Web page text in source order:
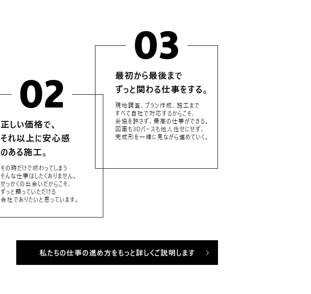
02
正しい価格で、
それ以上に安心感
のある施工。
その時だけで終わってしまう
そんな仕事はしたくありません。
せっかくの出会いだからこそ、
ずっと頼っていただける
会社でありたいと思っています。
03
最初から最後まで
ずっと関わる仕事をする。
現地調査、プラン作成、施工まで
すべて自社で対応するからこそ、
妥協を許さず、最高の仕事ができる。
図面も3Dパースも他人任せにせず、
完成形を一緒に見ながら進めていく。
私たちの仕事の進め方をもっと詳しくご説明します